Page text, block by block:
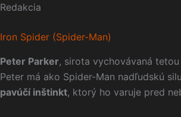
Redakcia
Iron Spider (Spider-Man)
Peter Parker, sirota vychovávaná
Peter má ako Spider-Man nadľudskú
pavúčí inštinkt, ktorý ho varuje pred